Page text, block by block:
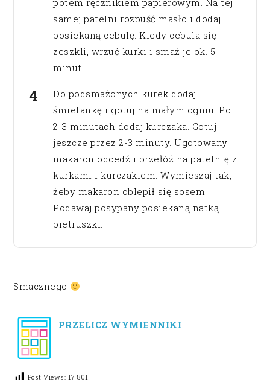
potem ręcznikiem papierowym. Na tej
samej patelni rozpuść masło i dodaj
posiekaną cebulę. Kiedy cebula się
zeszkli, wrzuć kurki i smaż je ok. 5
minut.
Do podsmażonych kurek dodaj
śmietankę i gotuj na małym ogniu. Po
2-3 minutach dodaj kurczaka. Gotuj
jeszcze przez 2-3 minuty. Ugotowany
makaron odcedź i przełóż na patelnię z
kurkami i kurczakiem. Wymieszaj tak,
żeby makaron oblepił się sosem.
Podawaj posypany posiekaną natką
pietruszki.
Smacznego
PRZELICZ WYMIENNIKI
Post Views: 17 801